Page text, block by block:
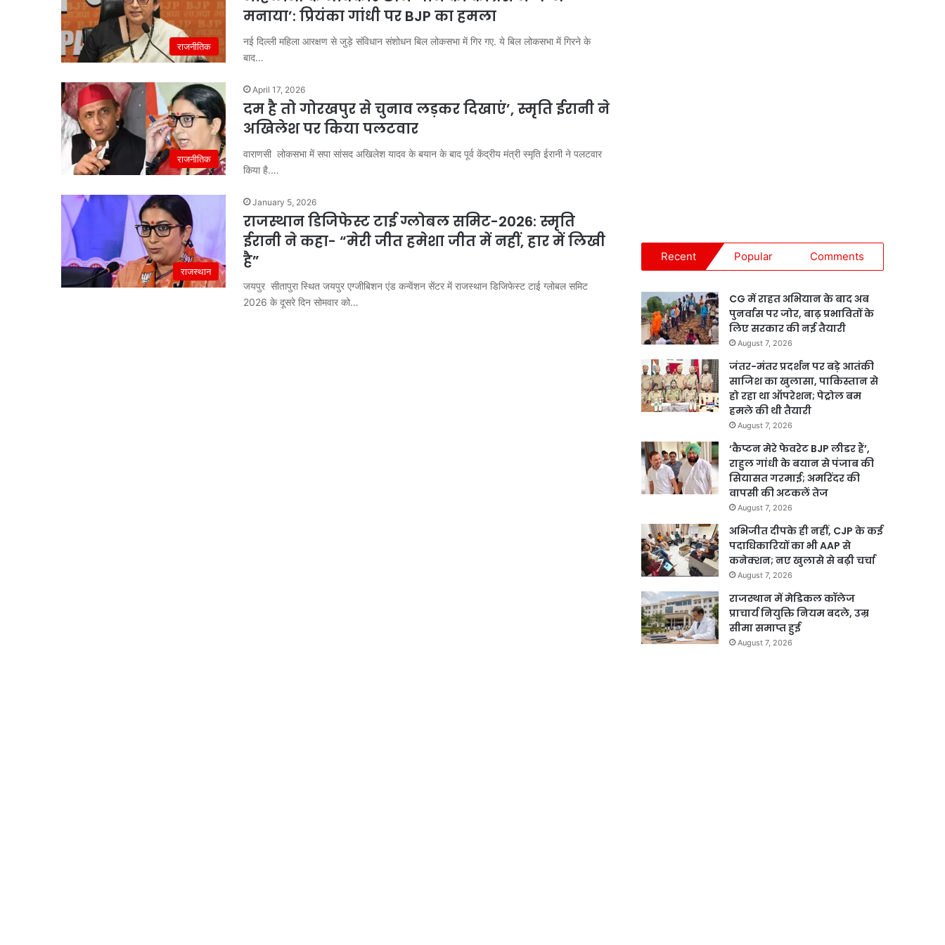
राजनीतिक
मनाया’: प्रियंका गांधी पर BJP का हमला
नई दिल्ली महिला आरक्षण से जुड़े संविधान संशोधन बिल लोकसभा में गिर गए. ये बिल लोकसभा में गिरने के
बाद…
राजनीतिक
April 17, 2026
दम है तो गोरखपुर से चुनाव लड़कर दिखाएं’, स्मृति ईरानी ने
अखिलेश पर किया पलटवार
वाराणसी लोकसभा में सपा सांसद अखिलेश यादव के बयान के बाद पूर्व केंद्रीय मंत्री स्मृति ईरानी ने पलटवार
किया है.…
राजस्थान
January 5, 2026
राजस्थान डिजिफेस्ट टाई ग्लोबल समिट-2026: स्मृति
ईरानी ने कहा- “मेरी जीत हमेशा जीत में नहीं, हार में लिखी
है”
जयपुर सीतापुरा स्थित जयपुर एग्जीबिशन एंड कन्वेंशन सेंटर में राजस्थान डिजिफेस्ट टाई ग्लोबल समिट
2026 के दूसरे दिन सोमवार को…
Recent Popular Comments
CG में राहत अभियान के बाद अब
पुनर्वास पर जोर, बाढ़ प्रभावितों के
लिए सरकार की नई तैयारी
August 7, 2026
जंतर-मंतर प्रदर्शन पर बड़े आतंकी
साजिश का खुलासा, पाकिस्तान से
हो रहा था ऑपरेशन; पेट्रोल बम
हमले की थी तैयारी
August 7, 2026
‘कैप्टन मेरे फेवरेट BJP लीडर हैं’,
राहुल गांधी के बयान से पंजाब की
सियासत गरमाई; अमरिंदर की
वापसी की अटकलें तेज
August 7, 2026
अभिजीत दीपके ही नहीं, CJP के कई
पदाधिकारियों का भी AAP से
कनेक्शन; नए खुलासे से बढ़ी चर्चा
August 7, 2026
राजस्थान में मेडिकल कॉलेज
प्राचार्य नियुक्ति नियम बदले, उम्र
सीमा समाप्त हुई
August 7, 2026